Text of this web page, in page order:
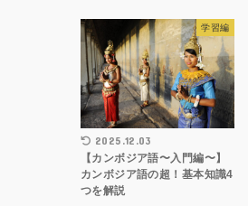
学習編
2025.12.03
【カンボジア語〜入門編〜】
カンボジア語の超！基本知識4
つを解説